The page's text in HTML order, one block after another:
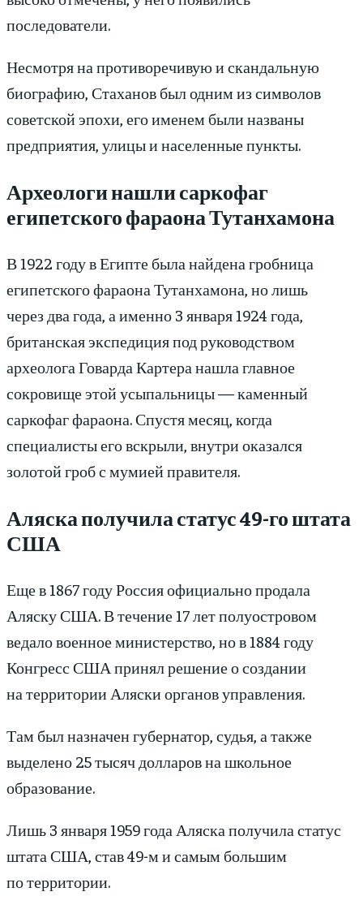
последователи.
Несмотря на противоречивую и скандальную
биографию, Стаханов был одним из символов
советской эпохи, его именем были названы
предприятия, улицы и населенные пункты.
Археологи нашли саркофаг
египетского фараона Тутанхамона
В 1922 году в Египте была найдена гробница
египетского фараона Тутанхамона, но лишь
через два года, а именно 3 января 1924 года,
британская экспедиция под руководством
археолога Говарда Картера нашла главное
сокровище этой усыпальницы — каменный
саркофаг фараона. Спустя месяц, когда
специалисты его вскрыли, внутри оказался
золотой гроб с мумией правителя.
Аляска получила статус 49-го штата
США
Еще в 1867 году Россия официально продала
Аляску США. В течение 17 лет полуостровом
ведало военное министерство, но в 1884 году
Конгресс США принял решение о создании
на территории Аляски органов управления.
Там был назначен губернатор, судья, а также
выделено 25 тысяч долларов на школьное
образование.
Лишь 3 января 1959 года Аляска получила статус
штата США, став 49-м и самым большим
по территории.